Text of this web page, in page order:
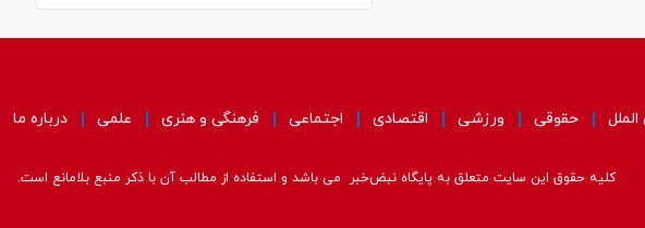
حقوقی ورزشی اقتصادی اجتماعی فرهنگی و هنری علمی درباره ما
کلیه حقوق این سایت متعلق به پایگاه نبض‌خبر می باشد و استفاده از مطالب آن با ذکر منبع بلامانع است.